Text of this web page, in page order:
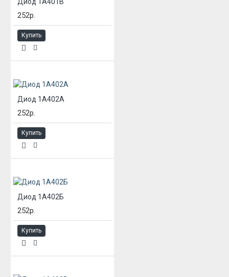
252р.
Купить
Диод 1А402А
252р.
Купить
Диод 1А402Б
252р.
Купить